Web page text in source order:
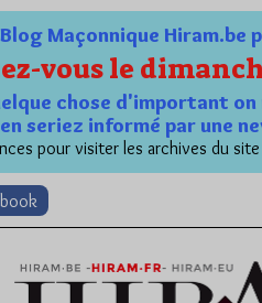
Maçonnique
vous le
chose d'important
seriez informé par une
pour visiter les archives du